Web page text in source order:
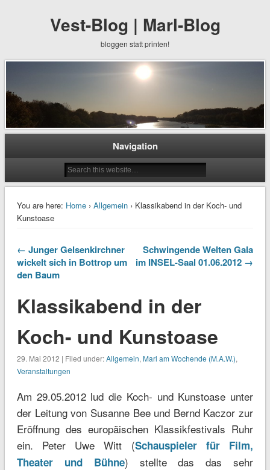
Vest-Blog | Marl-Blog
bloggen statt printen!
Navigation
You are here: Home› Allgemein› Klassikabend in der Koch- und
Kunstoase
← Junger Gelsenkirchner
wickelt sich in Bottrop um
den Baum
Schwingende Welten Gala
im INSEL-Saal 01.06.2012 →
Klassikabend in der
Koch- und Kunstoase
29. Mai 2012 | Filed under:Allgemein, Marl am Wochende (M.A.W.),
Veranstaltungen
Am 29.05.2012 lud die Koch- und Kunstoase unter
der Leitung von Susanne Bee und Bernd Kaczor zur
Eröffnung des europäischen Klassikfestivals Ruhr
ein. Peter Uwe Witt (Schauspieler für Film,
Theater und Bühne) stellte das das sehr